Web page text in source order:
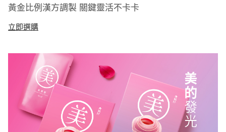
黃金比例漢方調製 關鍵靈活不卡卡
立即選購